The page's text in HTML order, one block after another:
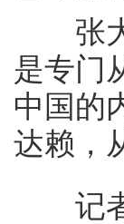
张大
是专门
中国的
达赖，
记者